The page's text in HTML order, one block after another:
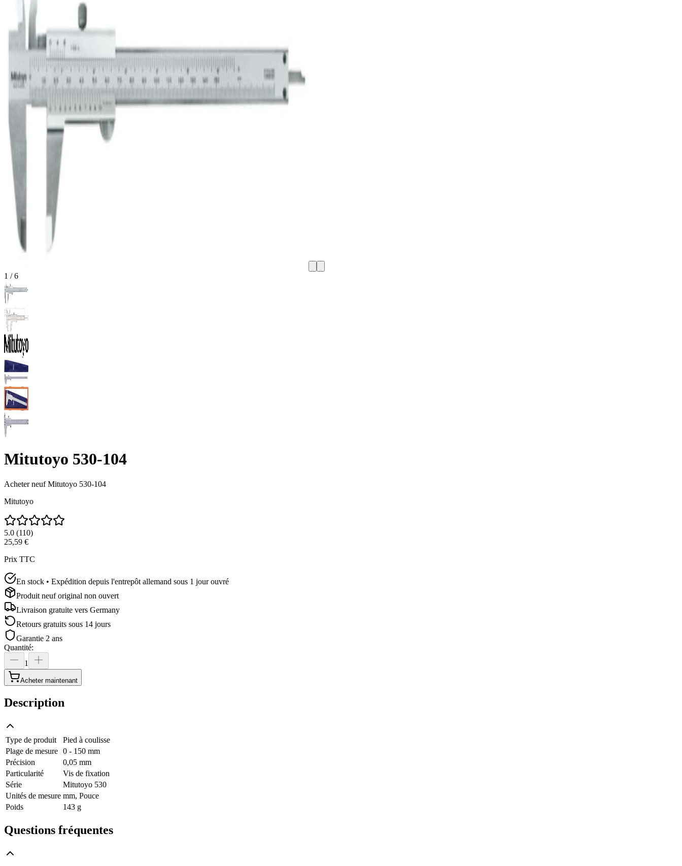
1 /6
Mitutoyo 530-104
Acheter neuf Mitutoyo 530-104
Mitutoyo
5.0 (110)
25,59 €
Prix TTC
En stock • Expédition depuis l'entrepôt allemand sous 1 jour ouvré
Produit neuf original non ouvert
Livraison gratuite vers Germany
Retours gratuits sous 14 jours
Garantie 2 ans
Quantité:
1
Acheter maintenant
Description
Type de produit
Pied à coulisse
Plage de mesure 0 - 150 mm
Précision
0,05 mm
Particularité
Vis de fixation
Série
Mitutoyo 530
Unités de mesure mm, Pouce
Poids
143 g
Questions fréquentes